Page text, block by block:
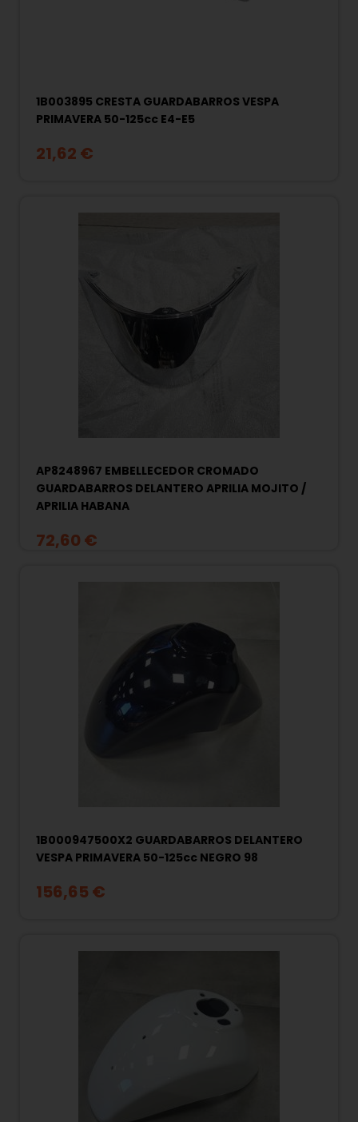
1B003895 CRESTA GUARDABARROS VESPA
PRIMAVERA 50-125cc E4-E5
21,62 €
AP8248967 EMBELLECEDOR CROMADO
GUARDABARROS DELANTERO APRILIA MOJITO /
APRILIA HABANA
72,60 €
1B000947500X2 GUARDABARROS DELANTERO
VESPA PRIMAVERA 50-125cc NEGRO 98
156,65 €